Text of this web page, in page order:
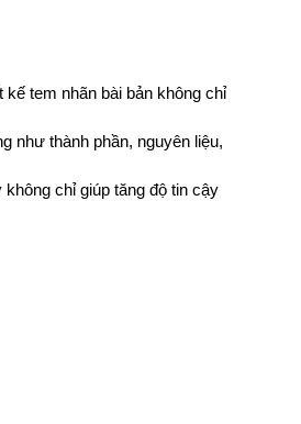
tem nhãn bài bản không chỉ
như thành phần, nguyên liệu,
chỉ giúp tăng độ tin cậy